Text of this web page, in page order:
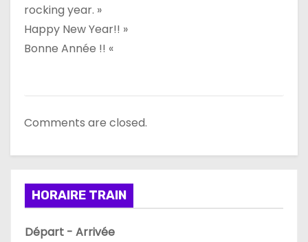
rocking year. »
Happy New Year!! »
Bonne Année !! «
Comments are closed.
HORAIRE TRAIN
Départ - Arrivée